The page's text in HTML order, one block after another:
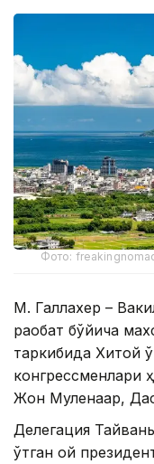
Фото:
М. Галлахер –
рақобат бўйича
таркибида Хитой
конгрессменлари
Жон Муленаар,
Делегация
ўтган ой